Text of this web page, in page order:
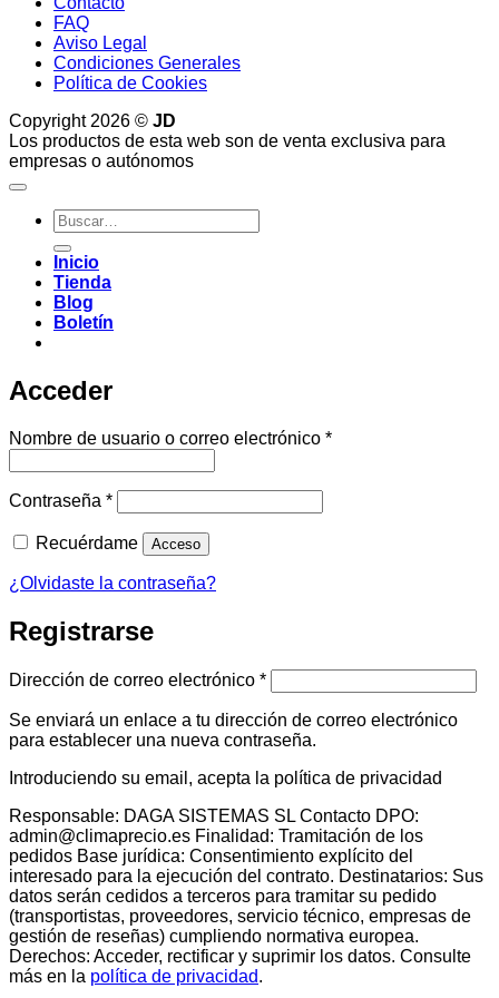
FAQ
Aviso Legal
Condiciones Generales
Política de Cookies
Copyright 2026 © JD
Los productos de esta web son de venta exclusiva para
empresas o autónomos
Buscar
por:
Inicio
Tienda
Blog
Boletín
Acceder
Nombre de usuario o correo electrónico *Obligatorio
Contraseña *Obligatorio
Recuérdame Acceso
¿Olvidaste la contraseña?
Registrarse
Dirección de correo electrónico *Obligatorio
Se enviará un enlace a tu dirección de correo electrónico
para establecer una nueva contraseña.
Introduciendo su email, acepta la política de privacidad
Responsable: DAGA SISTEMAS SL Contacto DPO:
admin@climaprecio.es Finalidad: Tramitación de los
pedidos Base jurídica: Consentimiento explícito del
interesado para la ejecución del contrato. Destinatarios: Sus
datos serán cedidos a terceros para tramitar su pedido
(transportistas, proveedores, servicio técnico, empresas de
gestión de reseñas) cumpliendo normativa europea.
Derechos: Acceder, rectificar y suprimir los datos. Consulte
más en la política de privacidad.